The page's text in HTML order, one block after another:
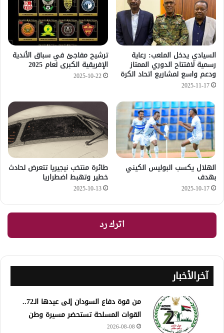
السيادي يدخل الملعب: رعاية
رسمية لافتتاح الدوري الممتاز
ودعم واسع لمشاريع اتحاد الكرة
2025-11-17
ترشيح مفاجئ في سباق الأندية
الإفريقية الكبرى لعام 2025
2025-10-22
الهلال يكسب البوليس الكيني
بهدف
2025-10-17
طائرة منتخب نيجيريا تتعرض لحادث
خطير وتهبط اضطراريا
2025-10-13
اترك رد
آخرالأخبار
من قوة دفاع السودان إلى عيدها الـ72..
القوات المسلحة تستحضر مسيرة وطن
2026-08-08